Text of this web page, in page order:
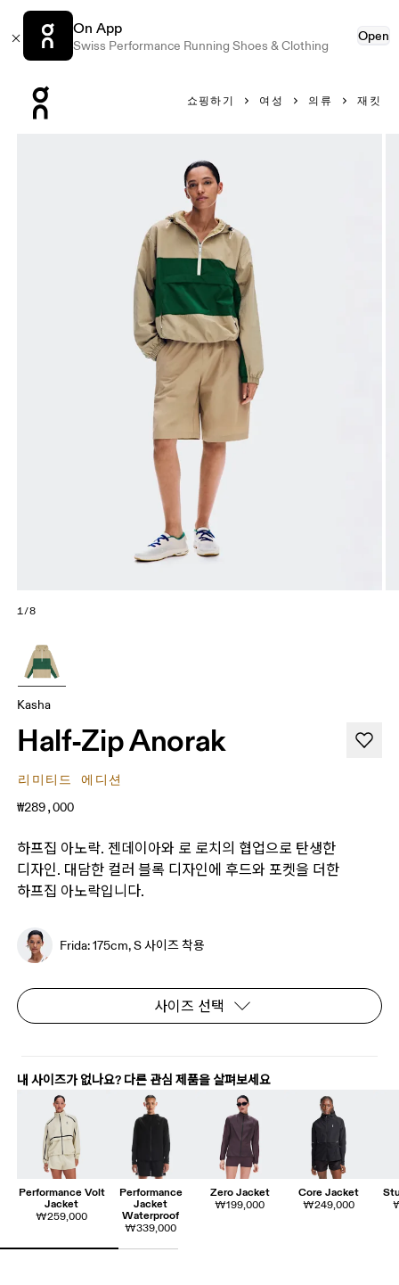
On App
Swiss Performance Running Shoes & Clothing
Open
쇼핑하기 여성 의류 재킷
1/8
Kasha
Half-Zip Anorak
리미티드 에디션
₩289,000
하프집 아노락. 젠데이아와 로 로치의 협업으로 탄생한
디자인. 대담한 컬러 블록 디자인에 후드와 포켓을 더한
하프집 아노락입니다.
Frida: 175cm, S 사이즈 착용
사이즈 선택
내 사이즈가 없나요? 다른 관심 제품을 살펴보세요
Performance Volt
Jacket
₩259,000
Performance
Jacket
Waterproof
₩339,000
Zero Jacket
₩199,000
Core Jacket
₩249,000